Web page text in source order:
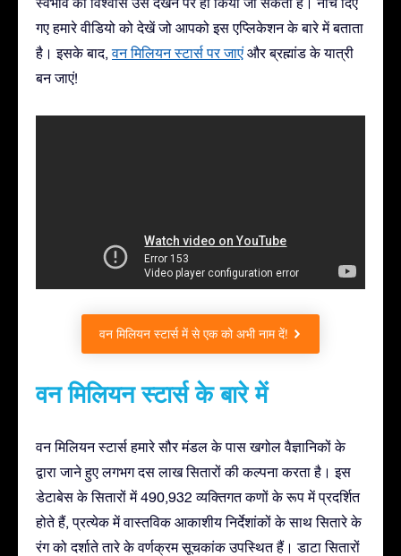
गए हमारे वीडियो को देखें जो आपको इस एप्लिकेशन के बारे में बताता
है। इसके बाद,वन मिलियन स्टार्स पर जाएंऔर ब्रह्मांड के यात्री
बन जाएं!
वन मिलियन स्टार्स में से एक को अभी नाम दें!
वन मिलियन स्टार्स के बारे में
वन मिलियन स्टार्स हमारे सौर मंडल के पास खगोल वैज्ञानिकों के
द्वारा जाने हुए लगभग दस लाख सितारों की कल्पना करता है। इस
डेटाबेस के सितारों में 490,932 व्यक्तिगत कणों के रूप में प्रदर्शित
होते हैं, प्रत्येक में वास्तविक आकाशीय निर्देशांकों के साथ सितारे के
रंग को दर्शाते तारे के वर्णक्रम सूचकांक उपस्थित हैं। डाटा सितारों